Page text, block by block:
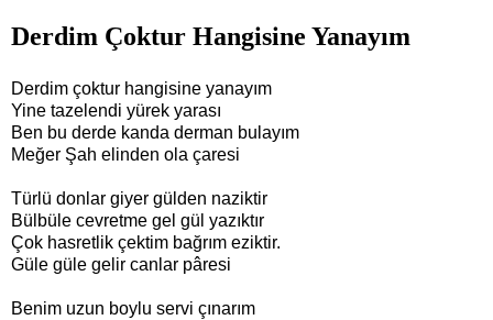
Derdim Çoktur Hangisine Yanayım
Derdim çoktur hangisine yanayım
Yine tazelendi yürek yarası
Ben bu derde kanda derman bulayım
Meğer Şah elinden ola çaresi
Türlü donlar giyer gülden naziktir
Bülbüle cevretme gel gül yazıktır
Çok hasretlik çektim bağrım eziktir.
Güle güle gelir canlar pâresi
Benim uzun boylu servi çınarım